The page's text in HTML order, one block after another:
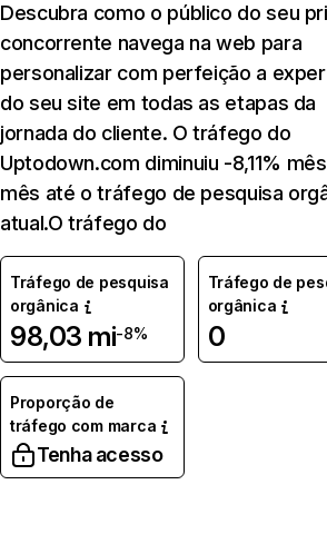
Descubra como o público do seu
concorrente navega na web para
personalizar com perfeição a
do seu site em todas as etapas da
jornada do cliente. O tráfego do
Uptodown.com diminuiu -8,11%
mês até o tráfego de pesquisa
atual.O tráfego do
Tráfego de pesquisa
orgânica
98,03 mi-8%
Tráfego de
orgânica
0
Proporção de
tráfego com marca
Tenha acesso